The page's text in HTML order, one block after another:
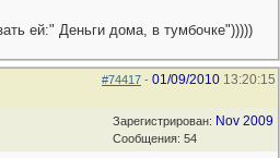
ей:" Деньги дома, в тумбочке")))))
#74417 - 01/09/2010 13:20:15
Зарегистрирован: Nov 2009
Сообщения: 54